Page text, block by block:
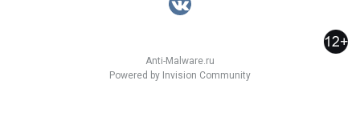
Anti-Malware.ru
Powered by Invision Community